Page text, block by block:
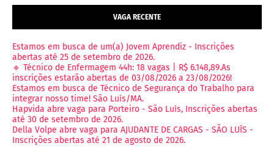
VAGA RECENTE
Estamos em busca de um(a) Jovem Aprendiz - Inscrições
abertas até 25 de setembro de 2026.
🔹 Técnico de Enfermagem 44h: 18 vagas | R$ 6.148,89.As
inscrições estarão abertas de 03/08/2026 a 23/08/2026!
Estamos em busca de Técnico de Segurança do Trabalho para
integrar nosso time! São Luís/MA.
Hapvida abre vaga para Porteiro - São Luís, Inscrições abertas
até 30 de setembro de 2026.
Della Volpe abre vaga para AJUDANTE DE CARGAS - SÃO LUÍS -
Inscrições abertas até 21 de agosto de 2026.